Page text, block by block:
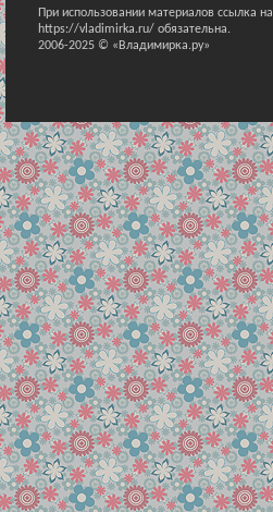
При использовании материалов ссылка на
https://vladimirka.ru/ обязательна.
2006-2025 © «Владимирка.ру»